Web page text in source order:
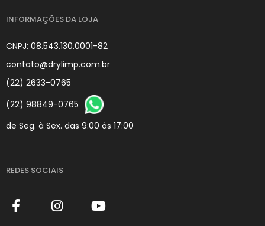
INFORMAÇÕES DA LOJA
CNPJ: 08.543.130.0001-82
contato@drylimp.com.br
(22) 2633-0765
(22) 98849-0765
de Seg. à Sex. das 9:00 às 17:00
REDES SOCIAIS